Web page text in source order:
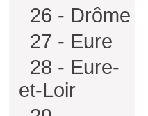
26 - Drôme
27 - Eure
28 - Eure-
et-Loir